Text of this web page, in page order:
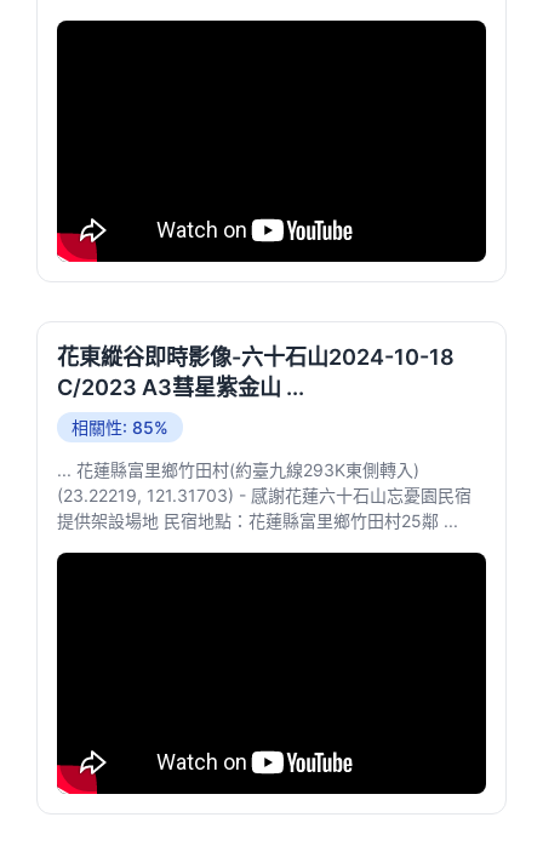
花東縱谷即時影像-六十石山2024-10-18
C/2023 A3彗星紫金山 ...
相關性: 85%
... 花蓮縣富里鄉竹田村(約臺九線293K東側轉入)
(23.22219, 121.31703) - 感謝花蓮六十石山忘憂園民宿
提供架設場地 民宿地點：花蓮縣富里鄉竹田村25鄰 ...